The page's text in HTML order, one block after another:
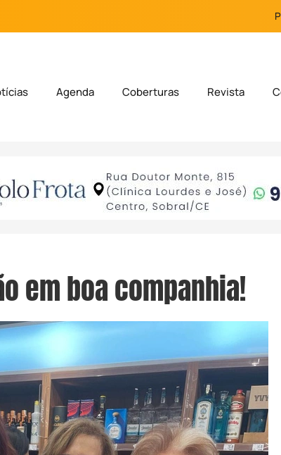
Agenda Coberturas Revista
em boa companhia!